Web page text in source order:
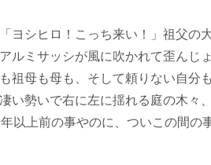
ヨシヒロ！こっち来い！」祖父の
ルミサッシが風に吹かれて歪んじ
祖母も母も、そして頼りない自分
い勢いで右に左に揺れる庭の木々
以上前の事やのに、ついこの間の